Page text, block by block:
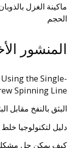
ماكينة الغزل
الحجم
المنشور
the Single-
Spinning Line
البثق بالنفخ مقابل
دليل لتكنولوجيا خلط
كيف يمكن حل